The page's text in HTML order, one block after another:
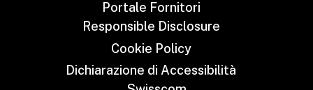
Portale Fornitori
Responsible Disclosure
Cookie Policy
Dichiarazione di Accessibilità